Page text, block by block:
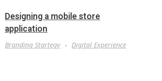
Designing a mobile store
application
Branding Startegy Digital Experience